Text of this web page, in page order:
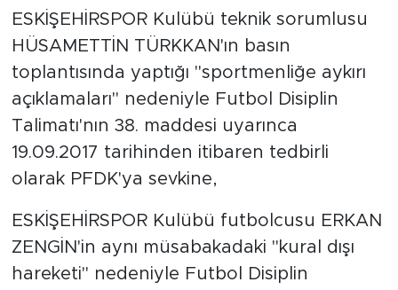
ESKİŞEHİRSPOR Kulübü teknik sorumlusu
HÜSAMETTİN TÜRKKAN'ın basın
toplantısında yaptığı "sportmenliğe aykırı
açıklamaları" nedeniyle Futbol Disiplin
Talimatı'nın 38. maddesi uyarınca
19.09.2017 tarihinden itibaren tedbirli
olarak PFDK'ya sevkine,
ESKİŞEHİRSPOR Kulübü futbolcusu ERKAN
ZENGİN'in aynı müsabakadaki "kural dışı
hareketi" nedeniyle Futbol Disiplin